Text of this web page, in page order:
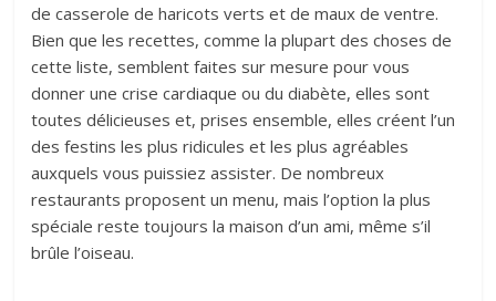
de casserole de haricots verts et de maux de ventre.
Bien que les recettes, comme la plupart des choses de
cette liste, semblent faites sur mesure pour vous
donner une crise cardiaque ou du diabète, elles sont
toutes délicieuses et, prises ensemble, elles créent l’un
des festins les plus ridicules et les plus agréables
auxquels vous puissiez assister. De nombreux
restaurants proposent un menu, mais l’option la plus
spéciale reste toujours la maison d’un ami, même s’il
brûle l’oiseau.